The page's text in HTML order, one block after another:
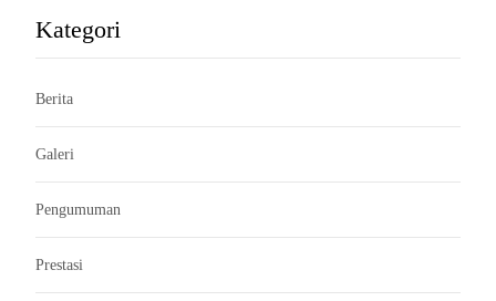
Kategori
Berita
Galeri
Pengumuman
Prestasi